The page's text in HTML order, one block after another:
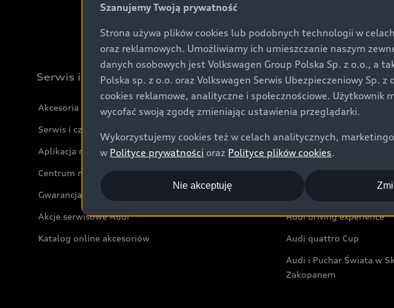
Audi exclusive
Serwis i akcesoria
Akcesoria
Serwis i części
Aplikacja myAudi i usługi cyfrowe
Centrum napraw powypadkowych
Gwarancja
Akcje serwisowe Audi
Katalog online akcesoriów
Świat Audi
Aktualności i historie
Audi Nuvolari
Audi Sport Festiwal
Audi i Muzeum Sztuki
Audi driving experience
Audi quattro Cup
Audi i Puchar Świata w
Zakopanem
Szanujemy Twoją prywatność
Strona używa plików cookies lub podobnych technologii w
oraz reklamowych. Umożliwiamy ich umieszczanie naszym
danych osobowych jest Volkswagen Group Polska Sp. z o.o., a
Polska sp. z o.o. oraz Volkswagen Serwis Ubezpieczeniowy Sp.
cookies reklamowe, analityczne i społecznościowe.
wycofać swoją zgodę zmieniając ustawienia przeglądarki.
Wykorzystujemy cookies też w celach analitycznych,
w Polityce prywatności oraz Polityce plików cookies.
Nie akceptuję